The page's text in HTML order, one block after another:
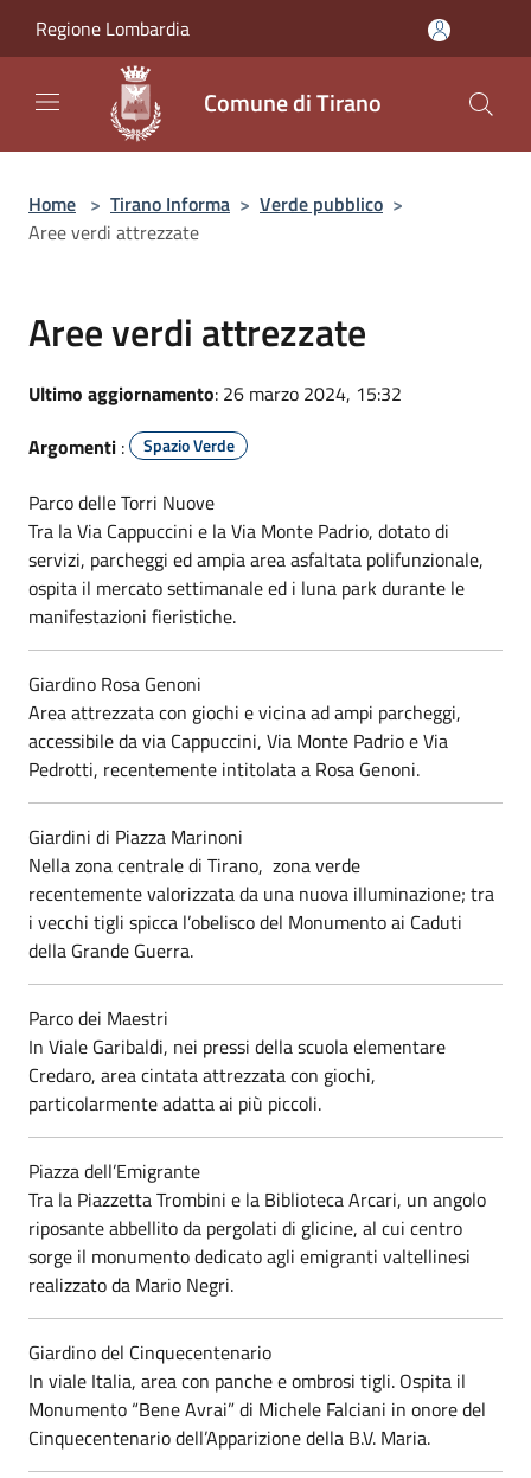
Regione Lombardia
Comune di Tirano
Home > Tirano Informa > Verde pubblico >
Aree verdi attrezzate
Aree verdi attrezzate
Ultimo aggiornamento: 26 marzo 2024, 15:32
Argomenti : Spazio Verde
Parco delle Torri Nuove
Tra la Via Cappuccini e la Via Monte Padrio, dotato di
servizi, parcheggi ed ampia area asfaltata polifunzionale,
ospita il mercato settimanale ed i luna park durante le
manifestazioni fieristiche.
Giardino Rosa Genoni
Area attrezzata con giochi e vicina ad ampi parcheggi,
accessibile da via Cappuccini, Via Monte Padrio e Via
Pedrotti, recentemente intitolata a Rosa Genoni.
Giardini di Piazza Marinoni
Nella zona centrale di Tirano, zona verde
recentemente valorizzata da una nuova illuminazione; tra
i vecchi tigli spicca l’obelisco del Monumento ai Caduti
della Grande Guerra.
Parco dei Maestri
In Viale Garibaldi, nei pressi della scuola elementare
Credaro, area cintata attrezzata con giochi,
particolarmente adatta ai più piccoli.
Piazza dell’Emigrante
Tra la Piazzetta Trombini e la Biblioteca Arcari, un angolo
riposante abbellito da pergolati di glicine, al cui centro
sorge il monumento dedicato agli emigranti valtellinesi
realizzato da Mario Negri.
Giardino del Cinquecentenario
In viale Italia, area con panche e ombrosi tigli. Ospita il
Monumento “Bene Avrai” di Michele Falciani in onore del
Cinquecentenario dell’Apparizione della B.V. Maria.